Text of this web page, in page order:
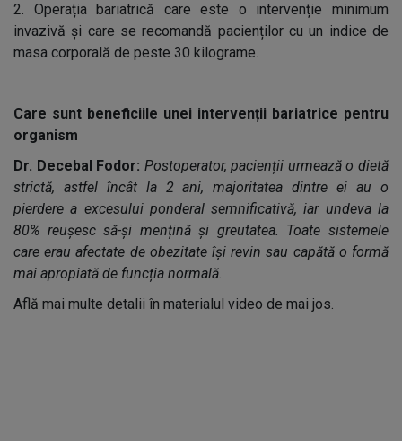
2. Operația bariatrică care este o intervenție minimum
invazivă și care se recomandă pacienților cu un indice de
masa corporală de peste 30 kilograme.
Care sunt beneficiile unei intervenții bariatrice pentru
organism
Dr. Decebal Fodor: Postoperator, pacienții urmează o dietă
strictă, astfel încât la 2 ani, majoritatea dintre ei au o
pierdere a excesului ponderal semnificativă, iar undeva la
80% reușesc să-și mențină și greutatea. Toate sistemele
care erau afectate de obezitate își revin sau capătă o formă
mai apropiată de funcția normală.
Află mai multe detalii în materialul video de mai jos.